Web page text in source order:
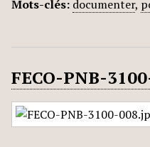
Mots-clés: documenter,
FECO-PNB-